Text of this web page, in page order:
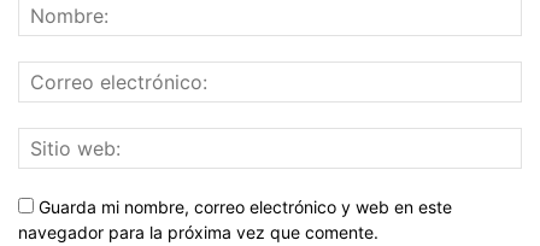
Guarda mi nombre, correo electrónico y web en este
navegador para la próxima vez que comente.